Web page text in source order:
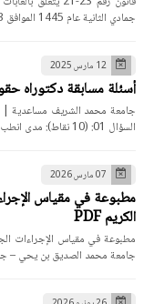
جمادي الثانية عام 1445 الموافق 23 ديسم…
12 مارس 2025
أسئلة مسابقة دكتوراه حقوق
جامعة محمد الشريف مساعدية |
السؤال 01: (10 نقاط): مدى انطب…
07 مارس 2026
مطبوعة في مقياس
الكريم PDF
جامعة محمد الصديق بن يحي